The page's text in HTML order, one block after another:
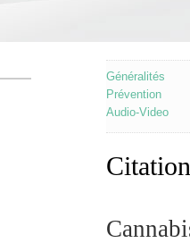
Généralités
Prévention
Audio-Video